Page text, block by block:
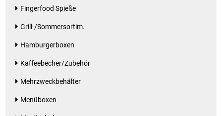
Waffeln / Kekse
Waschmittel
Wein
Wurst
Fingerfood Spieße
Grill-/Sommersortim.
Hamburgerboxen
Kaffeebecher/Zubehör
Mehrzweckbehälter
Menüboxen